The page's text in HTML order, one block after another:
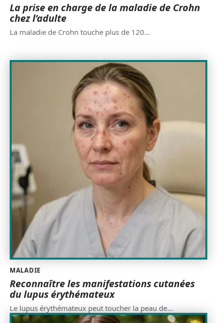
La prise en charge de la maladie de Crohn
chez l’adulte
La maladie de Crohn touche plus de 120…
MALADIE
Reconnaître les manifestations cutanées
du lupus érythémateux
Le lupus érythémateux peut toucher la peau de…